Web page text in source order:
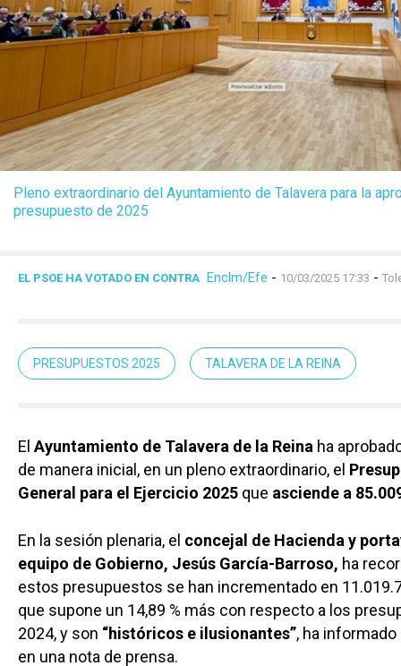
Pleno extraordinario del Ayuntamiento de Talavera para la
presupuesto de 2025
EL PSOE HA VOTADO EN CONTRA Enclm/Efe - 10/03/2025 17:33 -
PRESUPUESTOS 2025 TALAVERA DE LA REINA
El Ayuntamiento de Talavera de la Reina ha
de manera inicial, en un pleno extraordinario, el
General para el Ejercicio 2025 que asciende a
En la sesión plenaria, el concejal de Hacienda y
equipo de Gobierno, Jesús García-Barroso, ha
estos presupuestos se han incrementado en
que supone un 14,89 % más con respecto a los
2024, y son “históricos e ilusionantes”, ha
en una nota de prensa.